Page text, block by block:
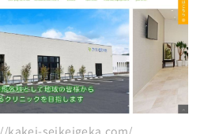
リニック
ニック
クリニック
評判の整形形外科クリニック